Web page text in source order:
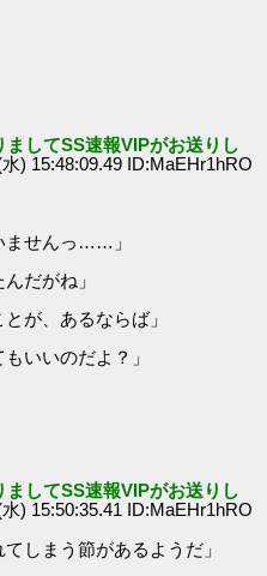
ましてSS速報VIPがお送りし
) 15:48:09.49 ID:MaEHr1hRO
ませんっ……」
だがね」
が、あるならば」
いいのだよ？」
してSS速報VIPがお送りし
) 15:50:35.41 ID:MaEHr1hRO
しまう節があるようだ」